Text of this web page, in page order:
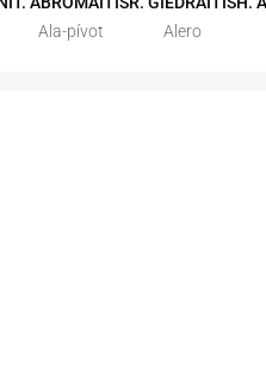
Ala-pívot
Alero